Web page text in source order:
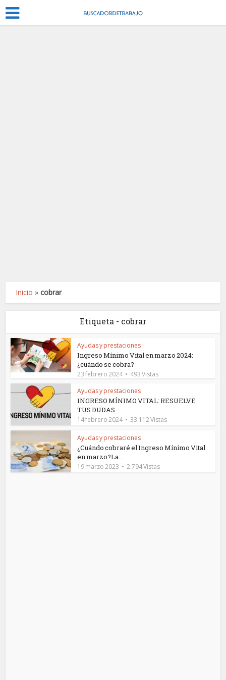
Inicio »cobrar
Etiqueta - cobrar
Ayudas y prestaciones
Ingreso Mínimo Vital en marzo 2024:
¿cuándo se cobra?
23 febrero 2024
493 Vistas
Ayudas y prestaciones
INGRESO MÍNIMO VITAL: RESUELVE
TUS DUDAS
14 febrero 2024 33.112 Vistas
Ayudas y prestaciones
¿Cuándo cobraré el Ingreso Mínimo Vital
en marzo?La...
19 marzo 2023 2.794 Vistas